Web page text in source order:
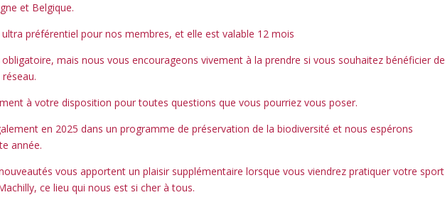
et Belgique.
préférentiel pour nos membres, et elle est valable 12 mois
mais nous vous encourageons vivement à la prendre si vous souhaitez bénéficier de
à votre disposition pour toutes questions que vous pourriez vous poser.
en 2025 dans un programme de préservation de la biodiversité et nous espérons
année.
vous apportent un plaisir supplémentaire lorsque vous viendrez pratiquer votre sport
ce lieu qui nous est si cher à tous.